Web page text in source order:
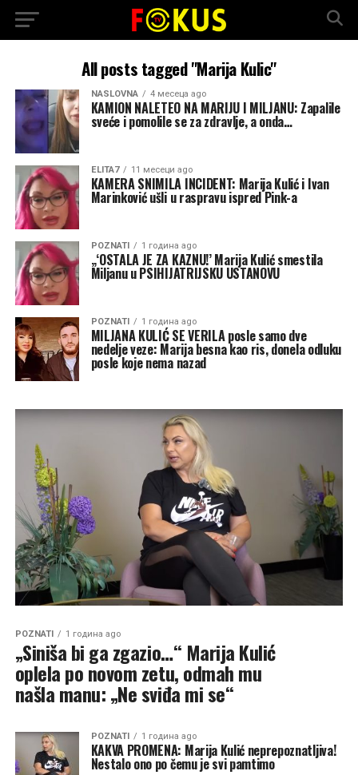
All posts tagged "Marija Kulic"
NASLOVNA 4 месеца ago
KAMION NALETEO NA MARIJU I MILJANU: Zapalile
sveće i pomolile se za zdravlje, a onda…
ELITA7 11 месеци ago
KAMERA SNIMILA INCIDENT: Marija Kulić i Ivan
Marinković ušli u raspravu ispred Pink-a
POZNATI 1 година ago
„‘OSTALA JE ZA KAZNU!’ Marija Kulić smestila
Miljanu u PSIHIJATRIJSKU USTANOVU
POZNATI 1 година ago
MILJANA KULIĆ SE VERILA posle samo dve
nedelje veze: Marija besna kao ris, donela odluku
posle koje nema nazad
POZNATI 1 година ago
„Siniša bi ga zgazio…“ Marija Kulić
oplela po novom zetu, odmah mu
našla manu: „Ne sviđa mi se“
POZNATI 1 година ago
KAKVA PROMENA: Marija Kulić neprepoznatljiva!
Nestalo ono po čemu je svi pamtimo